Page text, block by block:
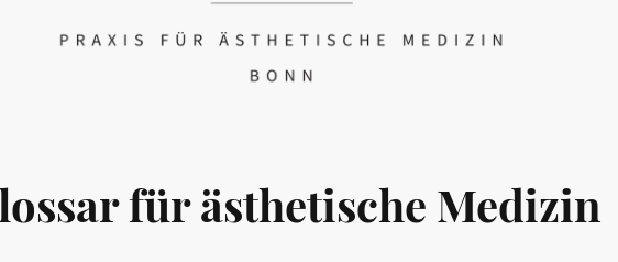
für ästhetische Medizin